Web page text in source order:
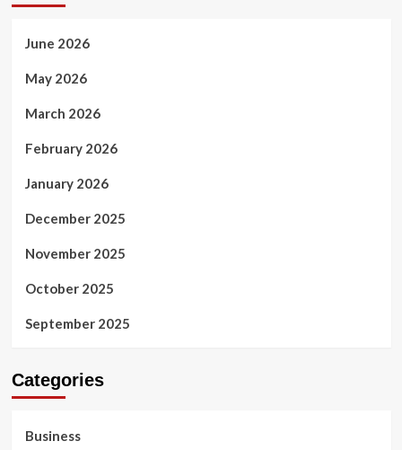
June 2026
May 2026
March 2026
February 2026
January 2026
December 2025
November 2025
October 2025
September 2025
Categories
Business